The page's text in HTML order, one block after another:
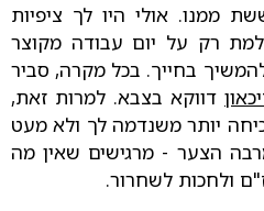
ממנו. אולי היו לך ציפיות
רק על יום עבודה מקוצר
בחייך. בכל מקרה, סביר
דווקא בצבא. למרות זאת,
יותר משנדמה לך ולא מעט
הצער - מרגישים שאין מה
ולחכות לשחרור.